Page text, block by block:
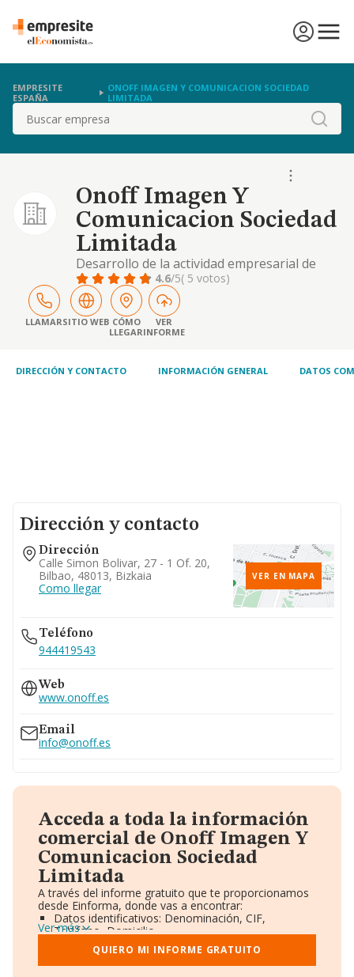
EMPRESITE
ESPAÑA
ONOFF IMAGEN Y COMUNICACION SOCIEDAD
LIMITADA
Buscar
Onoff Imagen Y
Comunicacion Sociedad
Limitada
Desarrollo de la actividad empresarial de
estudios, diseno, publicidad y artes graficas
4.6/5( 5 votos)
LLAMARSITIO WEB CÓMO
LLEGAR
VER
INFORME
DIRECCIÓN Y CONTACTO INFORMACIÓN GENERAL DATOS
Dirección y contacto
Dirección
Calle Simon Bolivar, 27 - 1 Of. 20,
Bilbao, 48013, Bizkaia
Como llegar
VER EN MAPA
Teléfono
944419543
Web
www.onoff.es
Email
info@onoff.es
Acceda a toda la información
comercial de Onoff Imagen Y
Comunicacion Sociedad
Limitada
A través del informe gratuito que te proporcionamos
desde Einforma, donde vas a encontrar:
Datos identificativos: Denominación, CIF,
Teléfono, Domicilio.
Informe Mercantil Completo (BORME).
Gráficos de Evolución Ventas y Empleados.
Consejo de Administración y Administradores.
Ver más
QUIERO MI INFORME GRATUITO